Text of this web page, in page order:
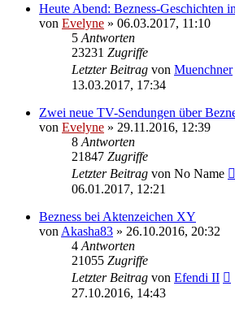
Heute Abend: Bezness-Geschichten
von Evelyne » 06.03.2017, 11:10
5 Antworten
23231 Zugriffe
Letzter Beitrag von Muenchner
13.03.2017, 17:34
Zwei neue TV-Sendungen über
von Evelyne » 29.11.2016, 12:39
8 Antworten
21847 Zugriffe
Letzter Beitrag von No Name
06.01.2017, 12:21
Bezness bei Aktenzeichen XY
von Akasha83 » 26.10.2016, 20:32
4 Antworten
21055 Zugriffe
Letzter Beitrag von Efendi II
27.10.2016, 14:43